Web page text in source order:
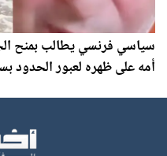
سياسي فرنسي يطالب بمنح
أمه على ظهره لعبور الحدود